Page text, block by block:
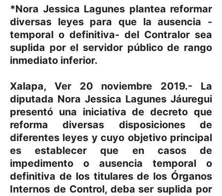
*Nora Jessica Lagunes plantea reformar
diversas leyes para que la ausencia -
temporal o definitiva- del Contralor sea
suplida por el servidor público de rango
inmediato inferior.
Xalapa, Ver 20 noviembre 2019.- La
diputada Nora Jessica Lagunes Jáuregui
presentó una iniciativa de decreto que
reforma diversas disposiciones de
diferentes leyes y cuyo objetivo principal
es establecer que en casos de
impedimento o ausencia temporal o
definitiva de los titulares de los Órganos
Internos de Control, deba ser suplida por